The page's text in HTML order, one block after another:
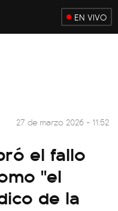
EN VIVO
27 de marzo 2026 - 11:52
el fallo
"el
de la